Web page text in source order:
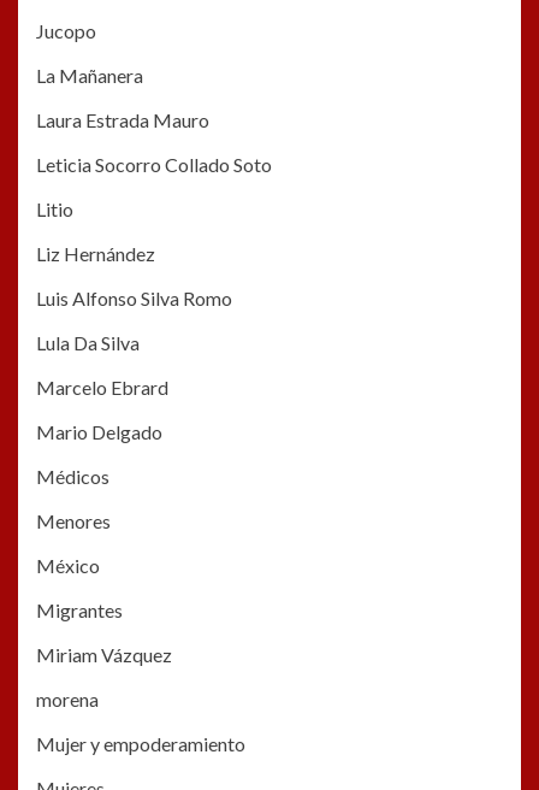
Jucopo
La Mañanera
Laura Estrada Mauro
Leticia Socorro Collado Soto
Litio
Liz Hernández
Luis Alfonso Silva Romo
Lula Da Silva
Marcelo Ebrard
Mario Delgado
Médicos
Menores
México
Migrantes
Miriam Vázquez
morena
Mujer y empoderamiento